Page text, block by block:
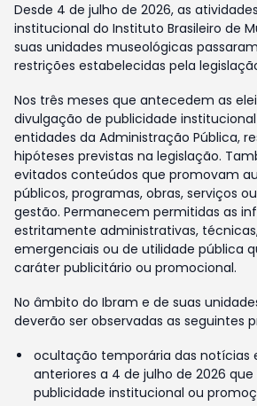
Desde 4 de julho de 2026, as
institucional do Instituto Brasileiro de
suas unidades museológicas
restrições estabelecidas pela
Nos três meses que antecedem as
divulgação de publicidade
entidades da Administração Pública,
hipóteses previstas na legislação.
evitados conteúdos que promovam
públicos, programas, obras, serviços
gestão. Permanecem permitidas as
estritamente administrativas,
emergenciais ou de utilidade pública
caráter publicitário ou promocional.
No âmbito do Ibram e de suas
deverão ser observadas as seguintes
ocultação temporária das notícias
anteriores a 4 de julho de 2026
publicidade institucional ou